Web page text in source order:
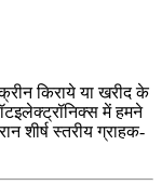
किराये या खरीद के
में हमने
शीर्ष स्तरीय ग्राहक-